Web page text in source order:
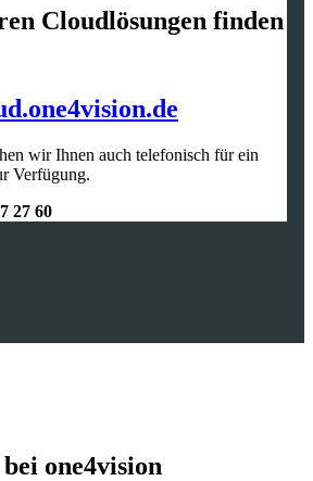
Cloudlösungen finden
wir Ihnen auch telefonisch für ein
Verfügung.
27 60
one4vision